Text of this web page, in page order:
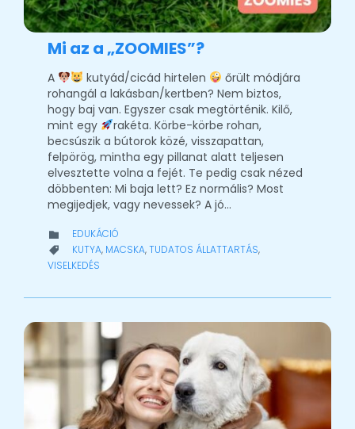
Mi az a „ZOOMIES”?
A kutyád/cicád hirtelen
őrült módjára
rohangál a lakásban/kertben? Nem biztos,
hogy baj van. Egyszer csak megtörténik. Kilő,
mint egy
rakéta. Körbe-körbe rohan,
becsúszik a bútorok közé, visszapattan,
felpörög, mintha egy pillanat alatt teljesen
elvesztette volna a fejét. Te pedig csak nézed
döbbenten: Mi baja lett? Ez normális? Most
megijedjek, vagy nevessek? A jó…
 CATEGORY
EDUKÁCIÓ
 CATEGORY
KUTYA, MACSKA,TUDATOS ÁLLATTARTÁS,
VISELKEDÉS